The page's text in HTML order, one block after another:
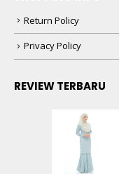
Return Policy
Privacy Policy
REVIEW TERBARU